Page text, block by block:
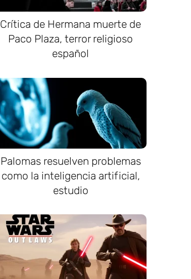
Crítica de Hermana muerte de
Paco Plaza, terror religioso
español
Palomas resuelven problemas
como la inteligencia artificial,
estudio